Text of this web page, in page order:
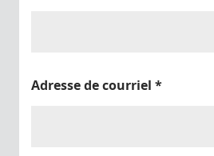
Adresse de courriel *